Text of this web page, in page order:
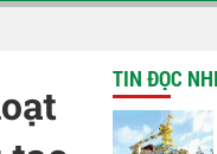
thiêng tại các địa chỉ đỏ
TIN ĐỌC